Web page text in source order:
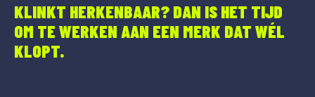
KLINKT HERKENBAAR? DAN IS HET TIJD
OM TE WERKEN AAN EEN MERK DAT WÉL
KLOPT.